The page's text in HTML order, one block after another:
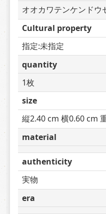
オオカワテンケンドウ
Cultural property
指定:未指定
quantity
1枚
size
縦2.40 cm 横0.60 cm
material
authenticity
実物
era